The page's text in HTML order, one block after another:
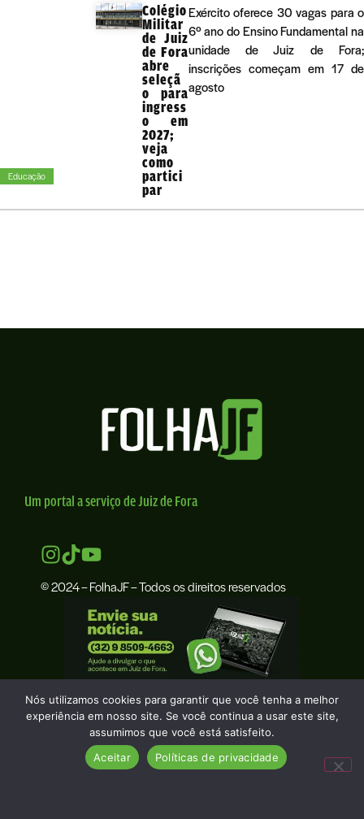
Educação
Colégio
Militar
de Juiz
de Fora
abre
seleçã
o para
ingress
o em
2027;
veja
como
partici
par
Exército oferece 30 vagas para o
6º ano do Ensino Fundamental na
unidade de Juiz de Fora;
inscrições começam em 17 de
agosto
Um portal a serviço de Juiz de Fora
© 2024 – FolhaJF – Todos os direitos reservados
Nós utilizamos cookies para garantir que você tenha a melhor
experiência em nosso site. Se você continua a usar este site,
assumimos que você está satisfeito.
Aceitar
Políticas de privacidade